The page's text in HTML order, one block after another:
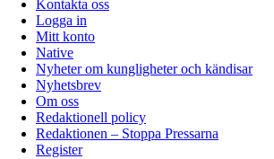
Kontakta oss
Logga in
Mitt konto
Native
Nyheter om kungligheter och kändisar
Nyhetsbrev
Om oss
Redaktionell policy
Redaktionen – Stoppa Pressarna
Register